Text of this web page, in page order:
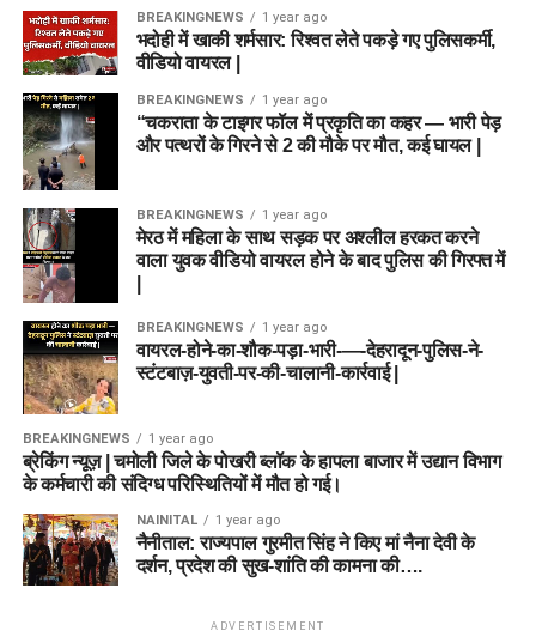
BREAKINGNEWS 1 year ago
भदोही में खाकी शर्मसार: रिश्वत लेते पकड़े गए पुलिसकर्मी,
वीडियो वायरल |
BREAKINGNEWS 1 year ago
“चकराता के टाइगर फॉल में प्रकृति का कहर — भारी पेड़
और पत्थरों के गिरने से 2 की मौके पर मौत, कई घायल |
BREAKINGNEWS 1 year ago
मेरठ में महिला के साथ सड़क पर अश्लील हरकत करने
वाला युवक वीडियो वायरल होने के बाद पुलिस की गिरफ्त में
BREAKINGNEWS 1 year ago
वायरल-होने-का-शौक-पड़ा-भारी-—-देहरादून-पुलिस-ने-
स्टंटबाज़-युवती-पर-की-चालानी-कार्रवाई |
BREAKINGNEWS 1 year ago
ब्रेकिंग न्यूज़ | चमोली जिले के पोखरी ब्लॉक के हापला बाजार में उद्यान विभाग
के कर्मचारी की संदिग्ध परिस्थितियों में मौत हो गई।
NAINITAL 1 year ago
नैनीताल: राज्यपाल गुरमीत सिंह ने किए मां नैना देवी के
दर्शन, प्रदेश की सुख-शांति की कामना की….
ADVERTISEMENT